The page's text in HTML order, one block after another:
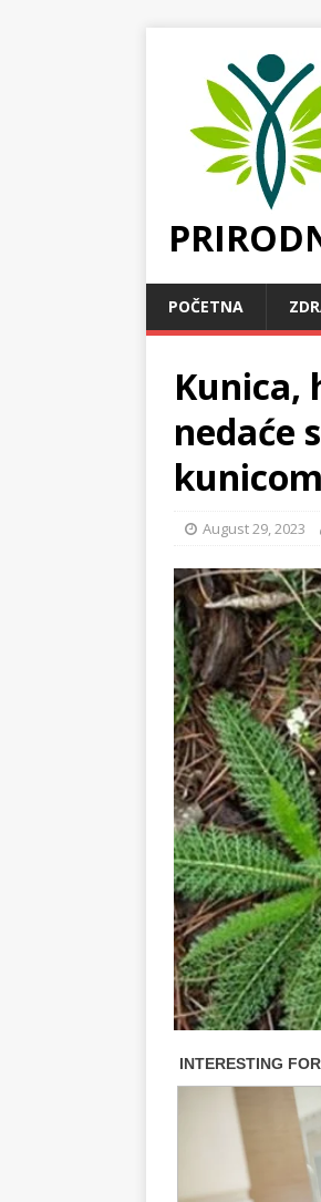
POČETNA
Kunica,
nedaće
August 29, 2023